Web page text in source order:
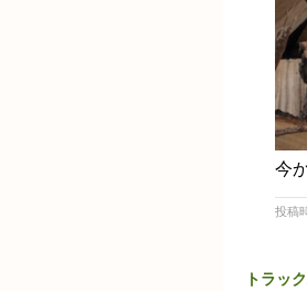
今
投稿
トラッ